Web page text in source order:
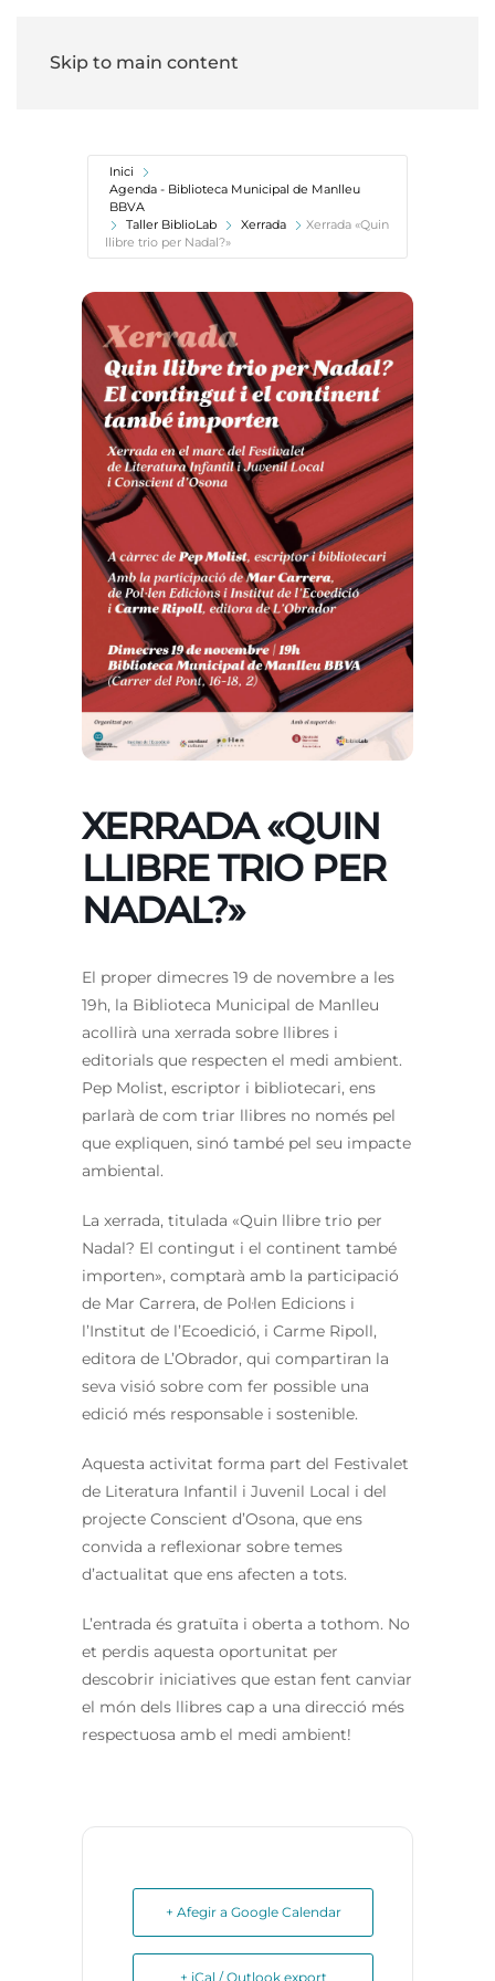
Skip to main content
Inici
Agenda - Biblioteca Municipal de Manlleu
BBVA
Taller BiblioLab
Xerrada
Xerrada «Quin
llibre trio per Nadal?»
XERRADA «QUIN
LLIBRE TRIO PER
NADAL?»
El proper dimecres 19 de novembre a les
19h, la Biblioteca Municipal de Manlleu
acollirà una xerrada sobre llibres i
editorials que respecten el medi ambient.
Pep Molist, escriptor i bibliotecari, ens
parlarà de com triar llibres no només pel
que expliquen, sinó també pel seu impacte
ambiental.
La xerrada, titulada «Quin llibre trio per
Nadal? El contingut i el continent també
importen», comptarà amb la participació
de Mar Carrera, de Pol·len Edicions i
l’Institut de l’Ecoedició, i Carme Ripoll,
editora de L’Obrador, qui compartiran la
seva visió sobre com fer possible una
edició més responsable i sostenible.
Aquesta activitat forma part del Festivalet
de Literatura Infantil i Juvenil Local i del
projecte Conscient d’Osona, que ens
convida a reflexionar sobre temes
d’actualitat que ens afecten a tots.
L’entrada és gratuïta i oberta a tothom. No
et perdis aquesta oportunitat per
descobrir iniciatives que estan fent canviar
el món dels llibres cap a una direcció més
respectuosa amb el medi ambient!
+ Afegir a Google Calendar
+ iCal / Outlook export